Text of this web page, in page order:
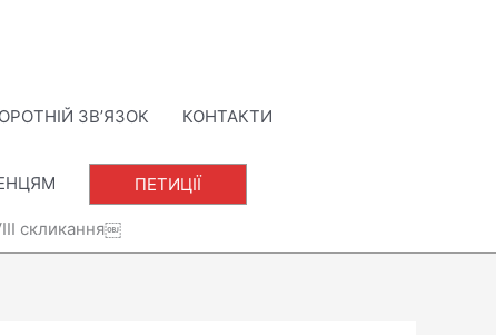
ЗВ’ЯЗОК КОНТАКТИ
ПЕТИЦІЇ
скликання￼